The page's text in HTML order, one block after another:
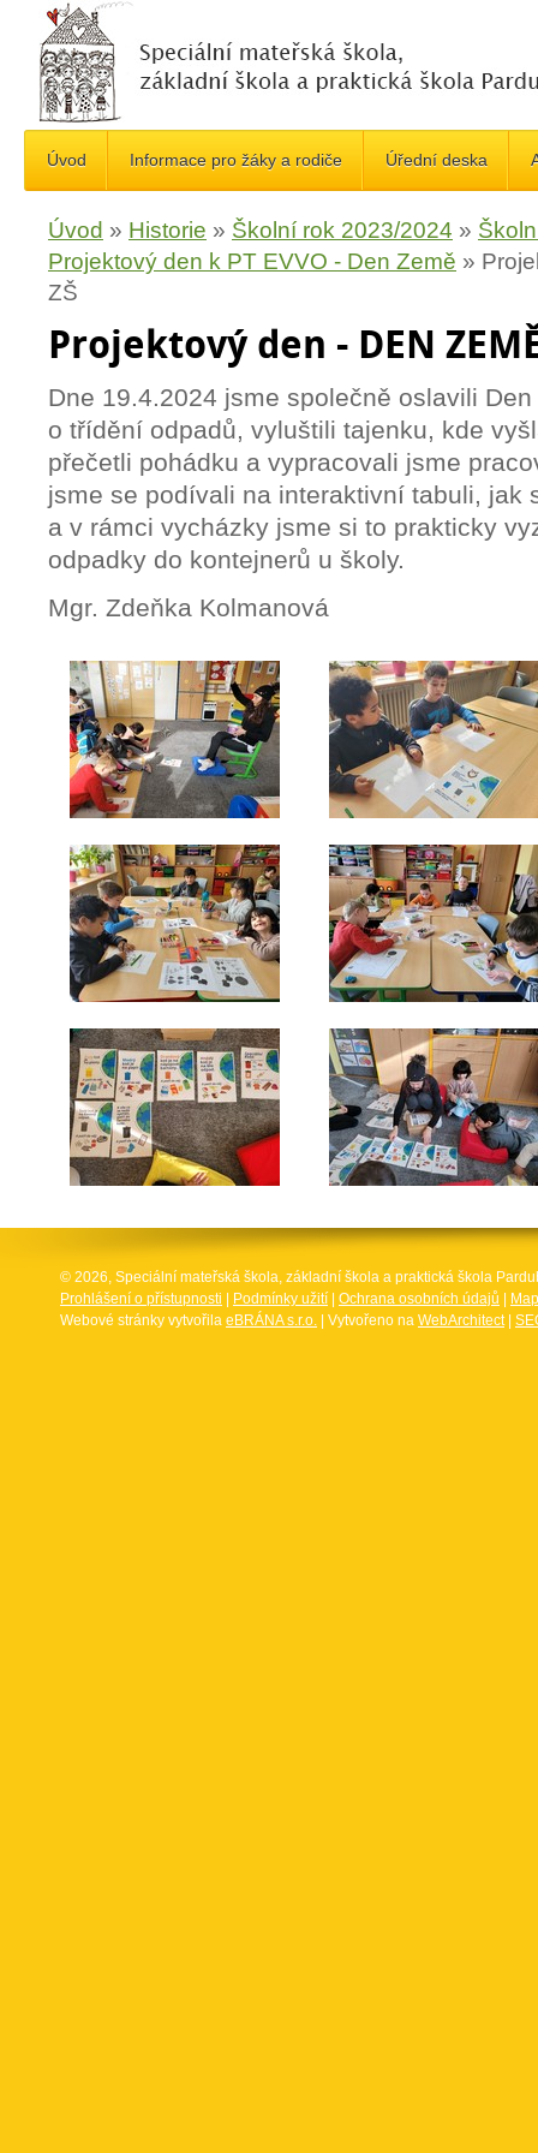
Úvod Informace pro žáky a rodiče Úřední deska
Úvod » Historie » Školní rok 2023/2024 »
Projektový den k PT EVVO - Den Země »
ZŠ
Projektový den - DEN
Dne 19.4.2024 jsme společně oslavili
o třídění odpadů, vyluštili tajenku, kde
přečetli pohádku a vypracovali jsme
jsme se podívali na interaktivní tabuli, jak
a v rámci vycházky jsme si to prakticky
odpadky do kontejnerů u školy.
Mgr. Zdeňka Kolmanová
© 2026, Speciální mateřská škola, základní škola a praktická škola
Prohlášení o přístupnosti
Podmínky užití Ochrana osobních údajů
Webové stránky vytvořila eBRÁNA s.r.o. | Vytvořeno na WebArchitect|